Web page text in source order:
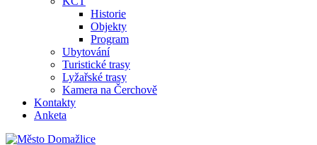
Historie
Objekty
Program
Ubytování
Turistické trasy
Lyžařské trasy
Kamera na Čerchově
Kontakty
Anketa